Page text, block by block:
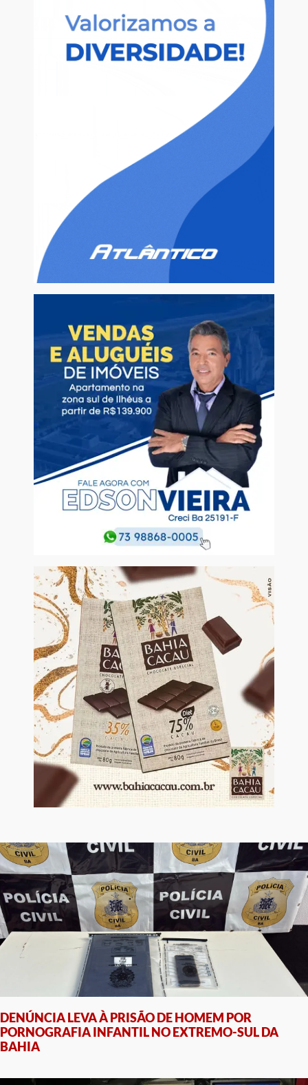
DENÚNCIA LEVA À PRISÃO DE HOMEM POR
PORNOGRAFIA INFANTIL NO EXTREMO-SUL DA
BAHIA